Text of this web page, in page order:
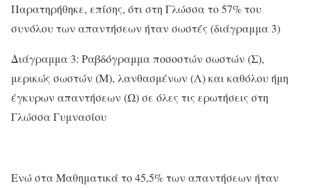
Παρατηρήθηκε, επίσης, ότι στη Γλώσσα το 57% του
συνόλου των απαντήσεων ήταν σωστές (διάγραμμα 3)
Διάγραμμα 3: Ραβδόγραμμα ποσοστών σωστών (Σ),
μερικώς σωστών (Μ), λανθασμένων (Λ) και καθόλου ήμη
έγκυρων απαντήσεων (Ω) σε όλες τις ερωτήσεις στη
Γλώσσα Γυμνασίου
Ενώ στα Μαθηματικά το 45,5% των απαντήσεων ήταν